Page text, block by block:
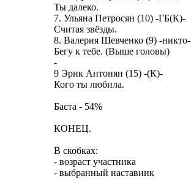
Ты далеко.
7. Ульяна Петросян (10) -ГБ(К)-
Считая звёзды.
8. Валерия Шевченко (9) -никто-
Бегу к тебе. (Выше головы)
-
9 Эрик Антонян (15) -(К)-
Кого ты любила.
Баста - 54%
КОНЕЦ.
В скобках:
- возраст участника
- выбранный наставник